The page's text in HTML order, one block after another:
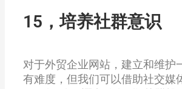
15，培养社群意识
对于外贸企业网站，建立和维护
有难度，但我们可以借助社交媒